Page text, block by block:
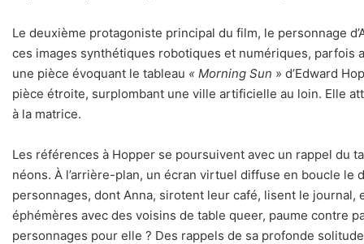
Le deuxième protagoniste principal du film, le personnage
ces images synthétiques robotiques et numériques, parfois
une pièce évoquant le tableau « Morning Sun » d’Edward
pièce étroite, surplombant une ville artificielle au loin. Elle
à la matrice.
Les références à Hopper se poursuivent avec un rappel du
néons. À l’arrière-plan, un écran virtuel diffuse en boucle le
personnages, dont Anna, sirotent leur café, lisent le
éphémères avec des voisins de table queer, paume contre
personnages pour elle ? Des rappels de sa profonde